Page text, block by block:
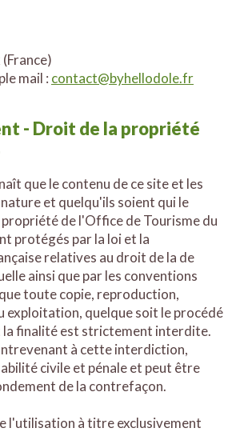
mail : contact@byhellodole.fr
- Droit de la propriété
que le contenu de ce site et les
et quelqu'ils soient qui le
de l'Office de Tourisme du
protégés par la loi et la
relatives au droit de la de
ainsi que par les conventions
toute copie, reproduction,
exploitation, quelque soit le procédé
la finalité est strictement interdite.
à cette interdiction,
civile et pénale et peut être
de la contrefaçon.
l'utilisation à titre exclusivement